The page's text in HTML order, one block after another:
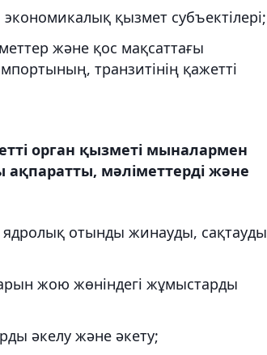
қызмет субъектілері;
және қос мақсаттағы
транзитінің қажетті
орган қызметі мыналармен
ақпаратты, мәліметтерді және
отынды жинауды, сақтауды
жою жөніндегі жұмыстарды
әкелу және әкету;